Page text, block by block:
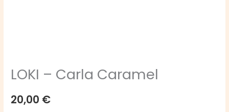
LOKI – Carla Caramel
20,00 €